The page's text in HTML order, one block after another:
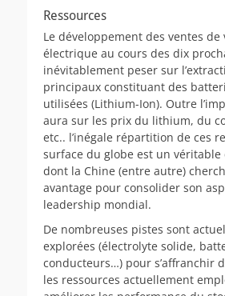
Ressources
Le développement des ventes de
électrique au cours des dix
inévitablement peser sur
principaux constituant des
utilisées (Lithium-Ion). Outre
aura sur les prix du lithium, du
etc.. l’inégale répartition de ces
surface du globe est un
dont la Chine (entre autre)
avantage pour consolider son
leadership mondial.
De nombreuses pistes sont
explorées (électrolyte solide,
conducteurs…) pour s’affranchir
les ressources actuellement